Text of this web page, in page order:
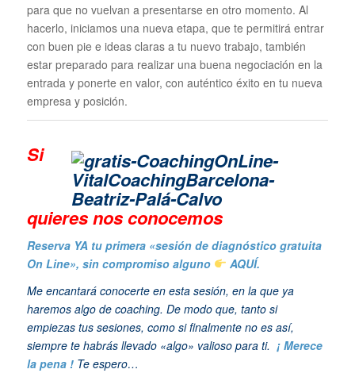
para que no vuelvan a presentarse en otro momento. Al
hacerlo, iniciamos una nueva etapa, que te permitirá entrar
con buen pie e ideas claras a tu nuevo trabajo, también
estar preparado para realizar una buena negociación en la
entrada y ponerte en valor, con auténtico éxito en tu nueva
empresa y posición.
Si
quieres nos conocemos
Reserva YA tu primera «sesión de diagnóstico gratuita
On Line», sin compromiso alguno
AQUÍ.
Me encantará conocerte en esta sesión, en la que ya
haremos algo de coaching. De modo que, tanto si
empiezas tus sesiones, como si finalmente no es así,
siempre te habrás llevado «algo» valioso para ti. ¡ Merece
la pena ! Te espero…